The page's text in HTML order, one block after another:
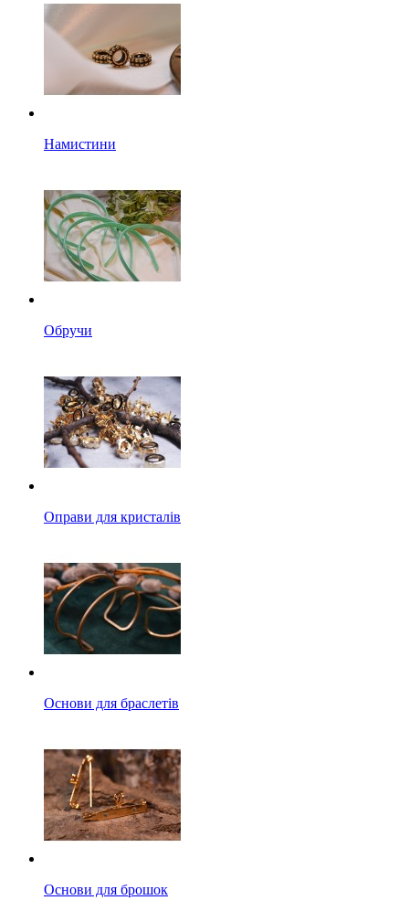
Намистини
Обручи
Оправи для кристалів
Основи для браслетів
Основи для брошок